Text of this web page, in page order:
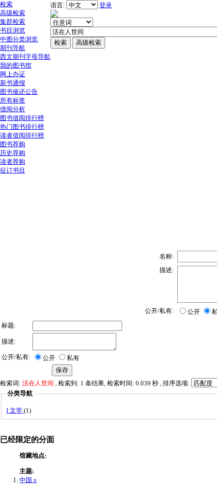
检索
高级检索
集群检索
书目浏览
中图分类浏览
期刊导航
西文期刊字母导航
我的图书馆
网上办证
新书通报
图书催还公告
所有标签
借阅分析
图书借阅排行榜
热门图书排行榜
读者借阅排行榜
图书荐购
历史荐购
读者荐购
征订书目
语言: 登录
名称:
描述:
公开/私有: 公开
标题:
描述:
公开/私有: 公开 私有
检索词: 活在人世间 , 检索到: 1 条结果, 检索时间: 0.039 秒 , 排序选项:
分类导航
I 文学 (1)
已经限定的分面
馆藏地点:
主题:
中国 x